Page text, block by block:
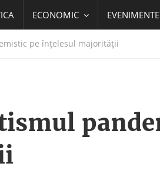
ECONOMIC EVENIMENTE
pe înţelesul majorităţii